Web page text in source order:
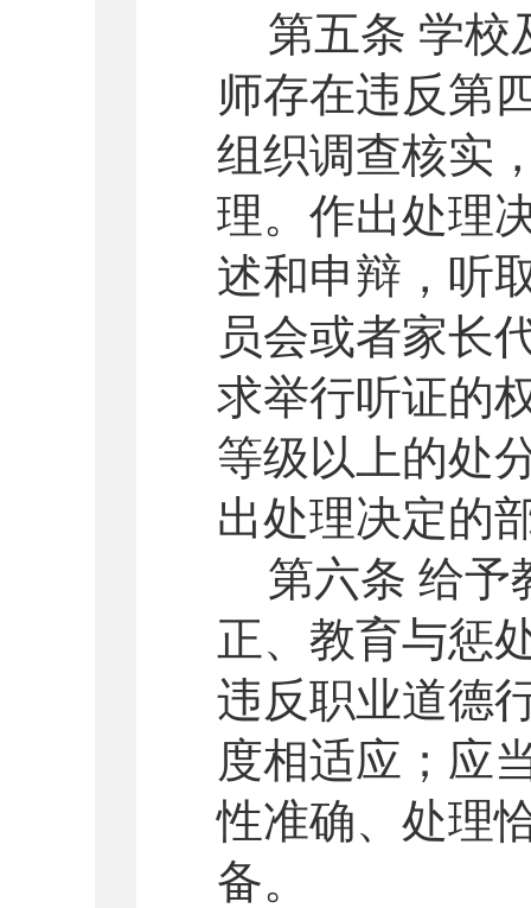
第五条 学校
师存在违反第
组织调查核实
理。作出处理
述和申辩，听
员会或者家长
求举行听证的
等级以上的处
出处理决定的
第六条 给予
正、教育与惩
违反职业道德
度相适应；应
性准确、处理
备。